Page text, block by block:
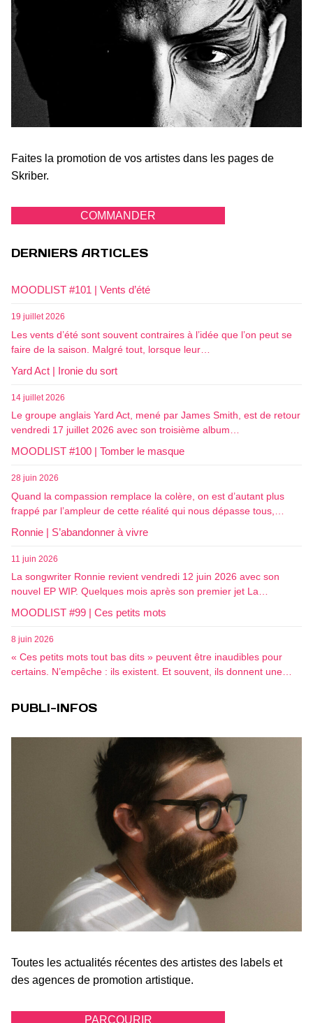
Faites la promotion de vos artistes dans les pages de
Skriber.
COMMANDER
DERNIERS ARTICLES
MOODLIST #101 | Vents d’été
19 juillet 2026
Les vents d’été sont souvent contraires à l’idée que l’on peut se
faire de la saison. Malgré tout, lorsque leur…
Yard Act | Ironie du sort
14 juillet 2026
Le groupe anglais Yard Act, mené par James Smith, est de retour
vendredi 17 juillet 2026 avec son troisième album…
MOODLIST #100 | Tomber le masque
28 juin 2026
Quand la compassion remplace la colère, on est d’autant plus
frappé par l’ampleur de cette réalité qui nous dépasse tous,…
Ronnie | S’abandonner à vivre
11 juin 2026
La songwriter Ronnie revient vendredi 12 juin 2026 avec son
nouvel EP WIP. Quelques mois après son premier jet La…
MOODLIST #99 | Ces petits mots
8 juin 2026
« Ces petits mots tout bas dits » peuvent être inaudibles pour
certains. N’empêche : ils existent. Et souvent, ils donnent une…
PUBLI-INFOS
Toutes les actualités récentes des artistes des labels et
des agences de promotion artistique.
PARCOURIR